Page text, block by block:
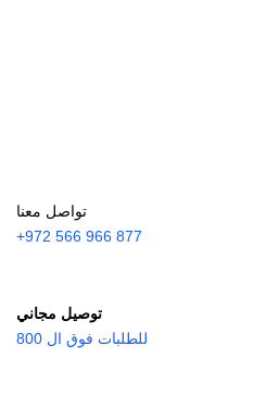
تواصل معنا
877 966 566 972+
توصيل مجاني
للطلبات فوق ال 800